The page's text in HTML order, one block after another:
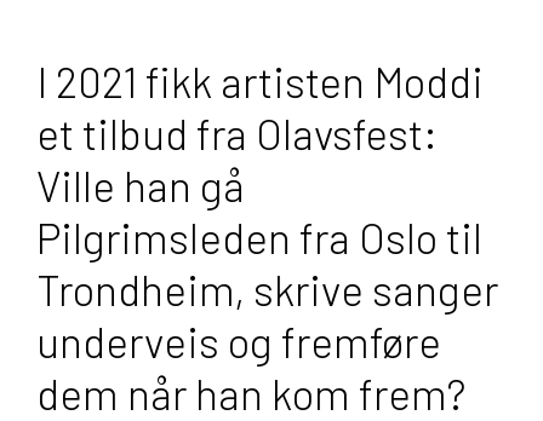
I 2021 fikk artisten Moddi
et tilbud fra Olavsfest:
Ville han gå
Pilgrimsleden fra Oslo til
Trondheim, skrive sanger
underveis og fremføre
dem når han kom frem?